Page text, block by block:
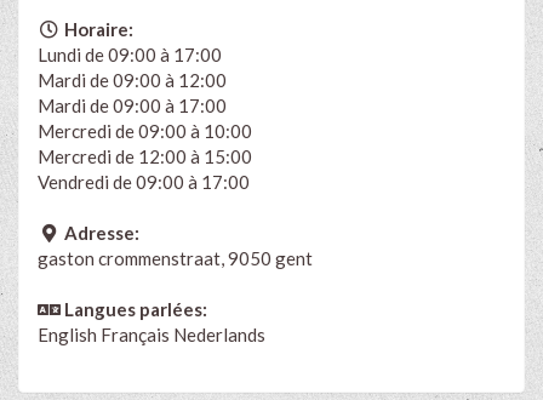
Horaire:
Lundi de 09:00 à 17:00
Mardi de 09:00 à 12:00
Mardi de 09:00 à 17:00
Mercredi de 09:00 à 10:00
Mercredi de 12:00 à 15:00
Vendredi de 09:00 à 17:00
Adresse:
gaston crommenstraat, 9050 gent
Langues parlées:
English Français Nederlands